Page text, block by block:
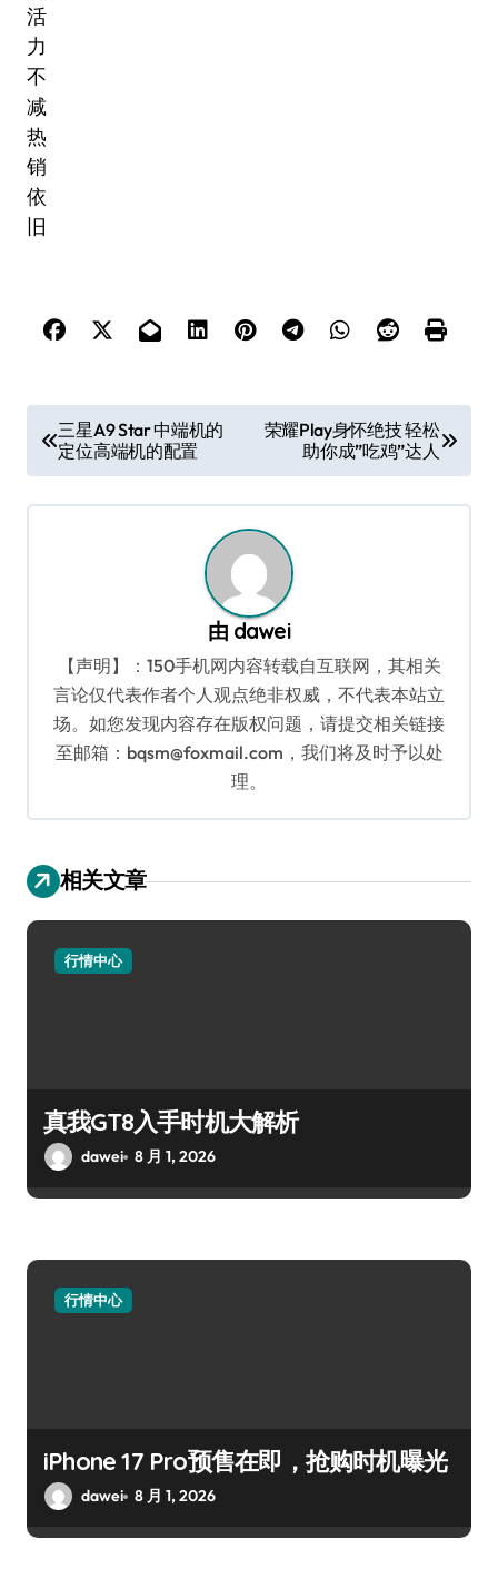
章
导
三星A9 Star 中端机的
定位高端机的配置
荣耀Play身怀绝技 轻松
助你成”吃鸡”达人
由 dawei
【声明】：150手机网内容转载自互联网，其相关
言论仅代表作者个人观点绝非权威，不代表本站立
场。如您发现内容存在版权问题，请提交相关链接
至邮箱：bqsm@foxmail.com，我们将及时予以处
理。
相关文章
行情中心
真我GT8入手时机大解析
dawei 8 月 1, 2026
行情中心
iPhone 17 Pro预售在即，抢购时机曝光
dawei 8 月 1, 2026